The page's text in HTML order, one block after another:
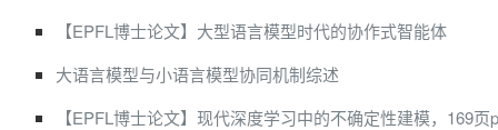
【EPFL博士论文】大型语言模型时代的协作式智能体
大语言模型与小语言模型协同机制综述
【EPFL博士论文】现代深度学习中的不确定性建模，169页